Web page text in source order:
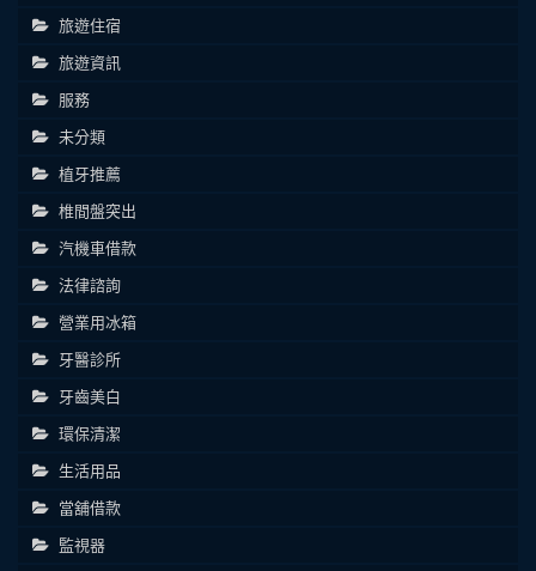
旅遊住宿
旅遊資訊
服務
未分類
植牙推薦
椎間盤突出
汽機車借款
法律諮詢
營業用冰箱
牙醫診所
牙齒美白
環保清潔
生活用品
當舖借款
監視器